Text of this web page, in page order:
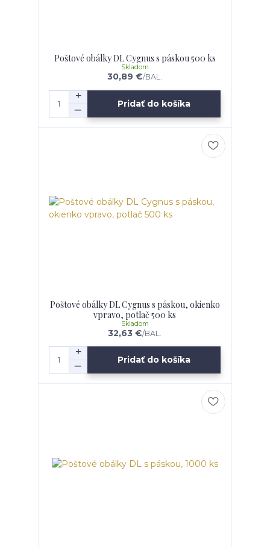
Poštové obálky DL Cygnus s páskou 500 ks
30,89 €/BAL.
Skladom
Pridať do košíka
Poštové obálky DL Cygnus s páskou, okienko
vpravo, potlač 500 ks
32,63 €/BAL.
Skladom
Pridať do košíka